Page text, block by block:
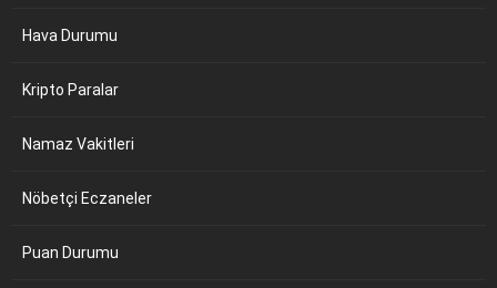
Hava Durumu
Kripto Paralar
Namaz Vakitleri
Nöbetçi Eczaneler
Puan Durumu